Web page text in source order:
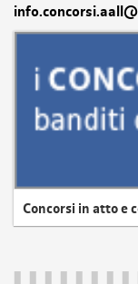
Concorsi in atto e